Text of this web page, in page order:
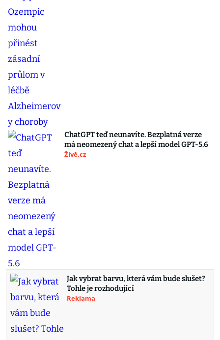
ChatGPT teď neunavíte. Bezplatná verze
má neomezený chat a lepší model GPT-5.6
Živě.cz
Jak vybrat barvu, která vám bude slušet?
Tohle je rozhodující
Reklama